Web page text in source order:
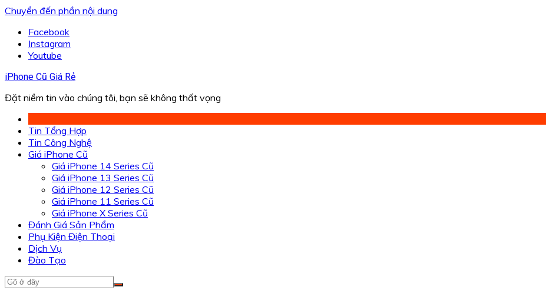
Chuyển đến phần nội dung
Facebook
Instagram
Youtube
iPhone Cũ Giá Rẻ
Đặt niềm tin vào chúng tôi, bạn sẽ không thất vọng
Tin Tổng Hợp
Tin Công Nghệ
Giá iPhone Cũ
Giá iPhone 14 Series Cũ
Giá iPhone 13 Series Cũ
Giá iPhone 12 Series Cũ
Giá iPhone 11 Series Cũ
Giá iPhone X Series Cũ
Đánh Giá Sản Phẩm
Phụ Kiện Điện Thoại
Dịch Vụ
Đào Tạo